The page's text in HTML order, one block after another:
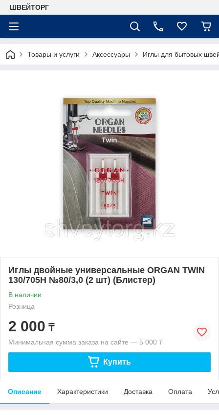
ШВЕЙТОРГ
Товары и услуги Аксессуары Иглы для бытовых
Иглы двойные универсальные ORGAN TWIN
130/705H №80/3,0 (2 шт) (Блистер)
В наличии
Розница
2 000 ₸
Минимальная сумма заказа на сайте — 5 000 ₸
Купить
Описание Характеристики Доставка Оплата